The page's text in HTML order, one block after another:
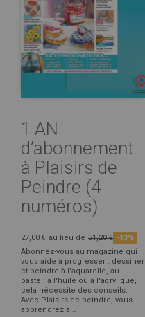
1 AN
d’abonnement
à Plaisirs de
Peindre (4
numéros)
27,00 € au lieu de 31,20 € -13%
Abonnez-vous au magazine qui
vous aide à progresser : dessiner
et peindre à l'aquarelle, au
pastel, à l'huile ou à l'acrylique,
cela nécessite des conseils.
Avec Plaisirs de peindre, vous
apprendrez à...